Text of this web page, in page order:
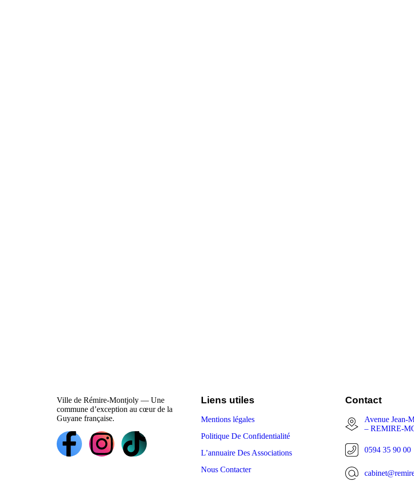
Ville de Rémire-Montjoly — Une
commune d’exception au cœur de la
Guyane française.
Liens utiles
Mentions légales
Politique De Confidentialité
L’annuaire Des Associations
Nous Contacter
Contact
Avenue Jean-
– REMIRE-
0594 35 90 00